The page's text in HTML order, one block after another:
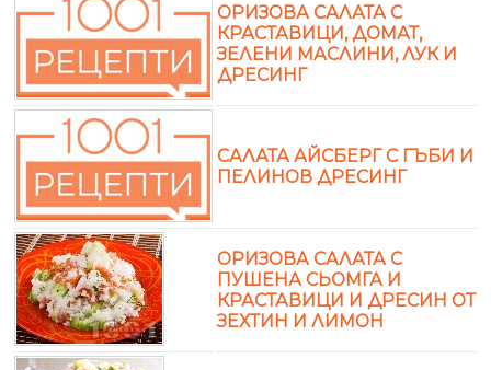
ОРИЗОВА САЛАТА С
КРАСТАВИЦИ, ДОМАТ,
ЗЕЛЕНИ МАСЛИНИ, ЛУК И
ДРЕСИНГ
САЛАТА АЙСБЕРГ С ГЪБИ И
ПЕЛИНОВ ДРЕСИНГ
ОРИЗОВА САЛАТА С
ПУШЕНА СЬОМГА И
КРАСТАВИЦИ И ДРЕСИН ОТ
ЗЕХТИН И ЛИМОН